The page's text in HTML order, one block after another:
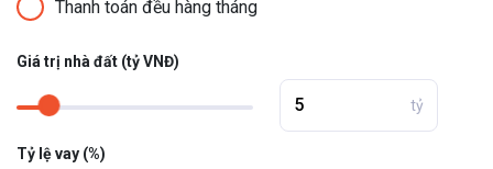
Thanh toán đều hàng tháng
Giá trị nhà đất (tỷ VNĐ)
tỷ
Tỷ lệ vay (%)